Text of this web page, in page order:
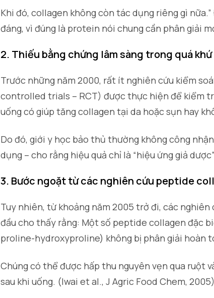
Khi đó, collagen không còn tác dụng riêng gì
đáng, vì đúng là protein nói chung cần phân giải
2. Thiếu bằng chứng lâm sàng trong quá khứ
Trước những năm 2000, rất ít nghiên cứu kiểm
controlled trials – RCT) được thực hiện để kiểm
uống có giúp tăng collagen tại da hoặc sụn hay
Do đó, giới y học bảo thủ thường không công
dụng – cho rằng hiệu quả chỉ là “hiệu ứng giả
3. Bước ngoặt từ các nghiên cứu peptide
Tuy nhiên, từ khoảng năm 2005 trở đi, các
đầu cho thấy rằng: Một số peptide collagen đặc
proline-hydroxyproline) không bị phân giải hoàn
Chúng có thể được hấp thu nguyên vẹn qua ruột
sau khi uống. (Iwai et al., J Agric Food Chem,